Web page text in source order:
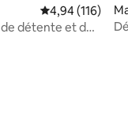
Note moyenne
4,94 (116)
détente et de